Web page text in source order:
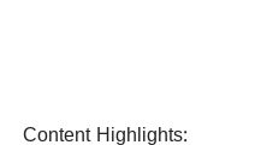
Content Highlights: